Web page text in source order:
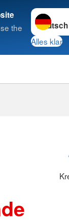
the
Sprache
Alles klar